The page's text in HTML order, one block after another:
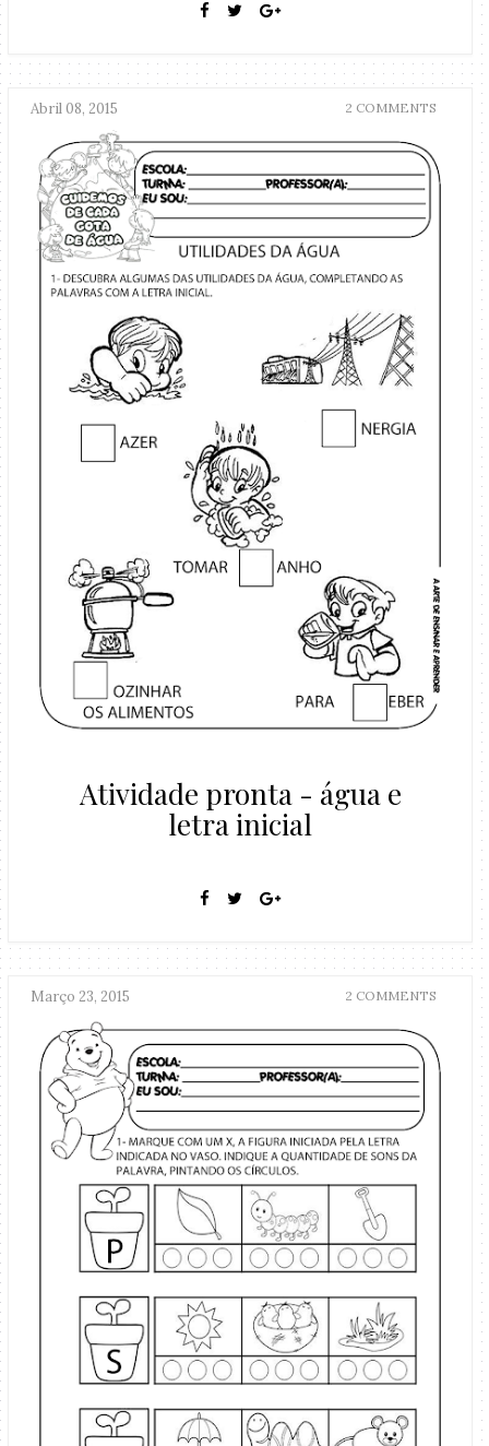
Abril 08, 2015 2 COMMENTS
Atividade pronta - água e
letra inicial
Março 23, 2015 2 COMMENTS